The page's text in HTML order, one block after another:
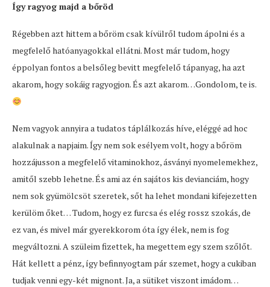
Így ragyog majd a bőröd
Régebben azt hittem a bőröm csak kívülről tudom ápolni és a
megfelelő hatóanyagokkal ellátni. Most már tudom, hogy
éppolyan fontos a belsőleg bevitt megfelelő tápanyag, ha azt
akarom, hogy sokáig ragyogjon. És azt akarom…Gondolom, te is.
Nem vagyok annyira a tudatos táplálkozás híve, eléggé ad hoc
alakulnak a napjaim. Így nem sok esélyem volt, hogy a bőröm
hozzájusson a megfelelő vitaminokhoz, ásványi nyomelemekhez,
amitől szebb lehetne. És ami az én sajátos kis devianciám, hogy
nem sok gyümölcsöt szeretek, sőt ha lehet mondani kifejezetten
kerülöm őket… Tudom, hogy ez furcsa és elég rossz szokás, de
ez van, és mivel már gyerekkorom óta így élek, nem is fog
megváltozni. A szüleim fizettek, ha megettem egy szem szőlőt.
Hát kellett a pénz, így befinnyogtam pár szemet, hogy a cukiban
tudjak venni egy-két mignont. Ja, a sütiket viszont imádom…